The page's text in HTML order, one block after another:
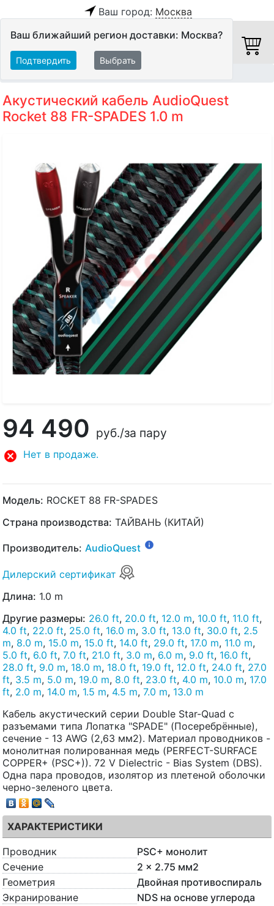
Ваш город: Москва
Ваш ближайший регион доставки: Москва?
Подтвердить Выбрать
Акустический кабель AudioQuest
Rocket 88 FR-SPADES 1.0 m
94 490 руб./за пару
Нет в продаже.
Модель: ROCKET 88 FR-SPADES
Страна производства: ТАЙВАНЬ (КИТАЙ)
Производитель: AudioQuest
Дилерский сертификат
Длина: 1.0 m
Другие размеры: 26.0 ft, 20.0 ft, 12.0 m, 10.0 ft, 11.0 ft,
4.0 ft, 22.0 ft, 25.0 ft, 16.0 m, 3.0 ft, 13.0 ft, 30.0 ft, 2.5
m, 8.0 m, 15.0 m, 15.0 ft, 14.0 ft, 29.0 ft, 17.0 m, 11.0 m,
5.0 ft, 6.0 ft, 7.0 ft, 21.0 ft, 3.0 m, 6.0 m, 9.0 ft, 16.0 ft,
28.0 ft, 9.0 m, 18.0 m, 18.0 ft, 19.0 ft, 12.0 ft, 24.0 ft, 27.0
ft, 3.5 m, 5.0 m, 19.0 m, 8.0 ft, 23.0 ft, 4.0 m, 10.0 m, 17.0
ft, 2.0 m, 14.0 m, 1.5 m, 4.5 m, 7.0 m, 13.0 m
Кабель акустический серии Double Star-Quad с
разъемами типа Лопатка "SPADE" (Посеребрённые),
сечение - 13 AWG (2,63 мм2). Материал проводников -
монолитная полированная медь (PERFECT-SURFACE
COPPER+ (PSC+)). 72 V Dielectric - Bias System (DBS).
Одна пара проводов, изолятор из плетеной оболочки
черно-зеленого цвета.
ХАРАКТЕРИСТИКИ
Проводник
PSC+ монолит
Сечение
2 x 2.75 мм2
Геометрия
Двойная противоспираль
Экранирование
NDS на основе углерода